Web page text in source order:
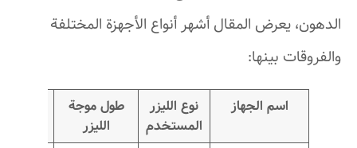
الدهون، يعرض المقال أشهر أنواع الأجهزة المختلفة
والفروقات بينها:
اسم الجهاز
نوع الليزر
المستخدم
طول موجة
الليزر